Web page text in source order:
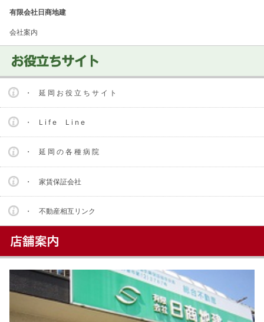
有限会社日商地建
会社案内
・ 延 岡 お 役 立 ち サ イ ト
・ L i f e L i n e
・ 延 岡 の 各 種 病 院
・ 家賃保証会社
・ 不動産相互リンク